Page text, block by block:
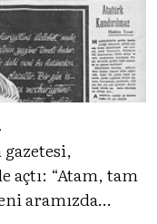
açtı: “Atam, tam
aramızda